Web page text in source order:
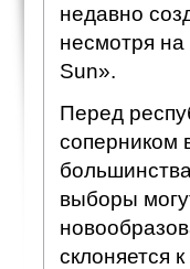
недавно
несмотря
Sun».
Перед
соперником
выборы
склоняется